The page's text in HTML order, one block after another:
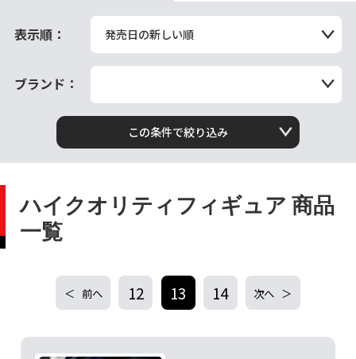
表示順： 発売日の新しい順
ブランド：
この条件で絞り込み
ハイクオリティフィギュア 商品
一覧
前へ 12 13 14 次へ